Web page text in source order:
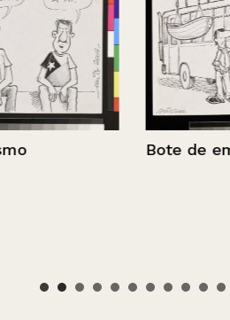
Bote de emergencia